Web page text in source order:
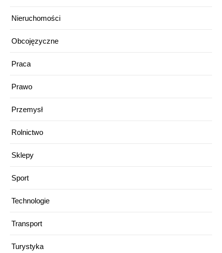
Nieruchomości
Obcojęzyczne
Praca
Prawo
Przemysł
Rolnictwo
Sklepy
Sport
Technologie
Transport
Turystyka